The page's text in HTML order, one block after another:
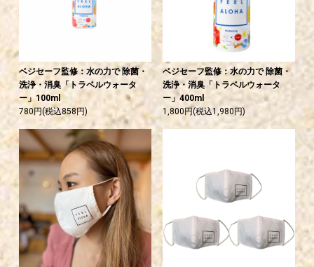
ベジセーフ監修：水の力で 除菌・
洗浄・消臭「トラベルウォータ
ー」100ml
780円(税込858円)
ベジセーフ監修：水の力で 除菌・
洗浄・消臭「トラベルウォータ
ー」400ml
1,800円(税込1,980円)